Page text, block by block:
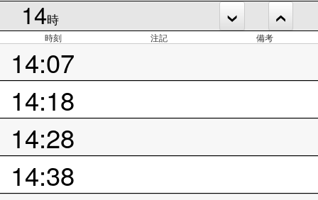
14時
時刻 注記 備考
14:07
14:18
14:28
14:38